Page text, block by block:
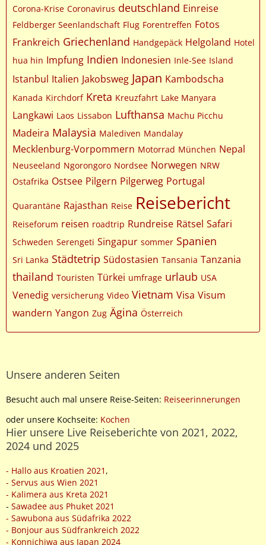
Corona-Krise Coronavirus deutschland Einreise
Feldberger Seenlandschaft Flug Forentreffen Fotos
Frankreich Griechenland Handgepäck Helgoland Hotel
hua hin Impfung Indien Indonesien Inle-See Island
Istanbul Italien Jakobsweg Japan Kambodscha
Kanada Kirchdorf Kreta Kreuzfahrt Lake Manyara
Langkawi Laos Lissabon Lufthansa Machu Picchu
Madeira Malaysia Malediven Mandalay
Mecklenburg-Vorpommern Motorrad München Nepal
Neuseeland Ngorongoro Nordsee Norwegen NRW
Ostafrika Ostsee Pilgern Pilgerweg Portugal
Quarantäne Rajasthan Reise Reisebericht
Reiseforum reisen roadtrip Rundreise Rätsel Safari
Schweden Serengeti Singapur sommer Spanien
Sri Lanka Städtetrip Südostasien Tansania Tanzania
thailand Touristen Türkei umfrage urlaub USA
Venedig versicherung Video Vietnam Visa Visum
wandern Yangon Zug Ägina Österreich
Unsere anderen Seiten
Besucht auch mal unsere Reise-Seiten: Reiseerinnerungen
oder unsere Kochseite: Kochen
Hier unsere Live Reiseberichte von 2021, 2022,
2024 und 2025
- Hallo aus Kroatien 2021 ,
- Servus aus Wien 2021
- Kalimera aus Kreta 2021
- Sawadee aus Phuket 2021
- Sawubona aus Südafrika 2022
- Bonjour aus Südfrankreich 2022
- Konnichiwa aus Japan 2024